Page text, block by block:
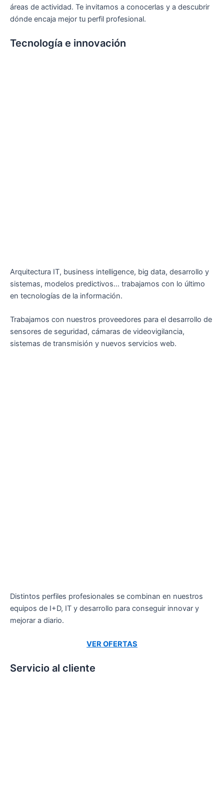
áreas de actividad. Te invitamos a conocerlas y a descubrir
dónde encaja mejor tu perfil profesional.
Tecnología e innovación
Arquitectura IT, business intelligence, big data, desarrollo y
sistemas, modelos predictivos… trabajamos con lo último
en tecnologías de la información.
Trabajamos con nuestros proveedores para el desarrollo de
sensores de seguridad, cámaras de videovigilancia,
sistemas de transmisión y nuevos servicios web.
Distintos perfiles profesionales se combinan en nuestros
equipos de I+D, IT y desarrollo para conseguir innovar y
mejorar a diario.
VER OFERTAS
Servicio al cliente